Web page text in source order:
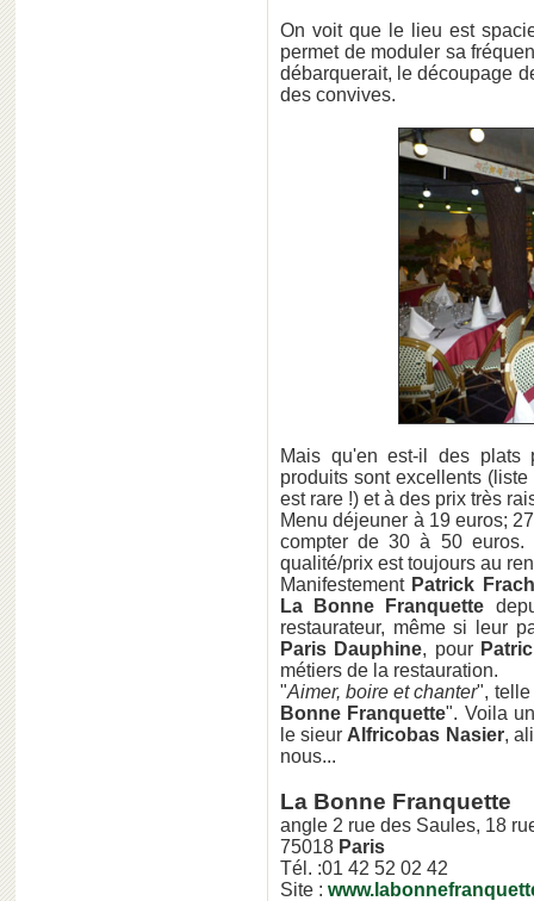
On voit que le lieu est
permet de moduler sa
débarquerait, le découpage
des convives.
Mais qu'en est-il des plats
produits sont excellents
est rare !) et à des prix très
Menu déjeuner à 19 euros;
compter de 30 à 50 euros.
qualité/prix est toujours au
Manifestement Patrick
La Bonne Franquette
restaurateur, même si leur
Paris Dauphine, pour
métiers de la restauration.
"Aimer, boire et chanter",
Bonne Franquette". Voila
le sieur Alfricobas Nasier,
nous...
La Bonne Franquette
angle 2 rue des Saules, 18
75018 Paris
Tél. :01 42 52 02 42
Site :